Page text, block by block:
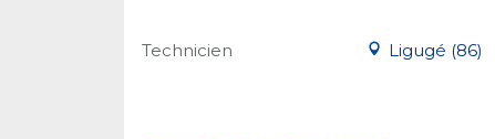
Technicien Ligugé (86)